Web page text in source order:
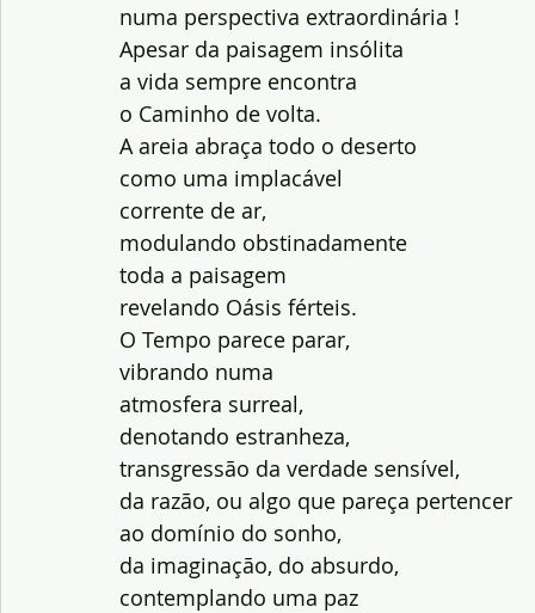
numa perspectiva extraordinária !
Apesar da paisagem insólita
a vida sempre encontra
o Caminho de volta.
A areia abraça todo o deserto
como uma implacável
corrente de ar,
modulando obstinadamente
toda a paisagem
revelando Oásis férteis.
O Tempo parece parar,
vibrando numa
atmosfera surreal,
denotando estranheza,
transgressão da verdade sensível,
da razão, ou algo que pareça pertencer
ao domínio do sonho,
da imaginação, do absurdo,
contemplando uma paz